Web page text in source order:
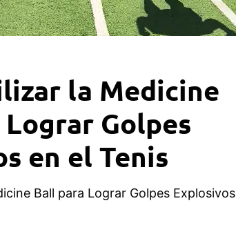
la Medicine
Golpes
en el Tenis
Ball para Lograr Golpes Explosivos